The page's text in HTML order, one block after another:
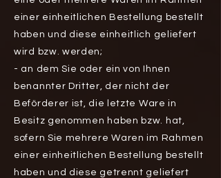
einer einheitlichen Bestellung bestellt
haben und diese einheitlich geliefert
wird bzw. werden;
- an dem Sie oder ein von Ihnen
benannter Dritter, der nicht der
Beförderer ist, die letzte Ware in
Besitz genommen haben bzw. hat,
sofern Sie mehrere Waren im Rahmen
einer einheitlichen Bestellung bestellt
haben und diese getrennt geliefert